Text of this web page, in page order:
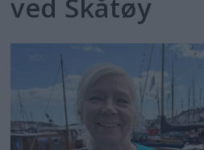
ved Skåtøy